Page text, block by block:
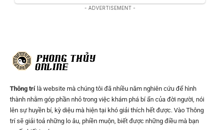
- ADVERTISEMENT -
Thông trí là website mà chúng tôi đã nhiều năm nghiên cứu để hình
thành nhằm góp phần nhỏ trong việc khám phá bí ẩn của đời người, nói
lên sự huyền bí, kỳ diệu mà hiện tại khó giải thích hết được. Vào Thông
trí sẽ giải toả những lo âu, phiền muộn, biết được những điều mà bạn